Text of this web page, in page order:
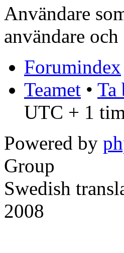
Användare
användare och
Forumindex
Teamet • Ta
UTC + 1
Powered by
Group
Swedish
2008